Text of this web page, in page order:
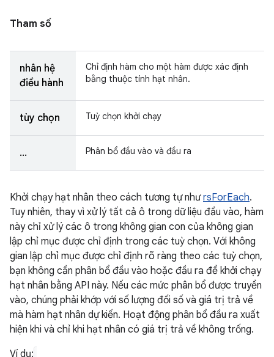
Tham số
nhân hệ
điều hành
Chỉ định hàm cho một hàm được xác định
bằng thuộc tính hạt nhân.
tùy chọn Tuỳ chọn khởi chạy
... Phân bổ đầu vào và đầu ra
Khởi chạy hạt nhân theo cách tương tự nhưrsForEach.
Tuy nhiên, thay vì xử lý tất cả ô trong dữ liệu đầu vào, hàm
này chỉ xử lý các ô trong không gian con của không gian
lập chỉ mục được chỉ định trong các tuỳ chọn. Với không
gian lập chỉ mục được chỉ định rõ ràng theo các tuỳ chọn,
bạn không cần phân bổ đầu vào hoặc đầu ra để khởi chạy
hạt nhân bằng API này. Nếu các mức phân bổ được truyền
vào, chúng phải khớp với số lượng đối số và giá trị trả về
mà hàm hạt nhân dự kiến. Hoạt động phân bổ đầu ra xuất
hiện khi và chỉ khi hạt nhân có giá trị trả về không trống.
Ví dụ: